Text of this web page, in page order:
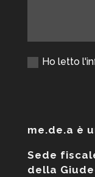
Ho letto
me.de.a è
Sede
della